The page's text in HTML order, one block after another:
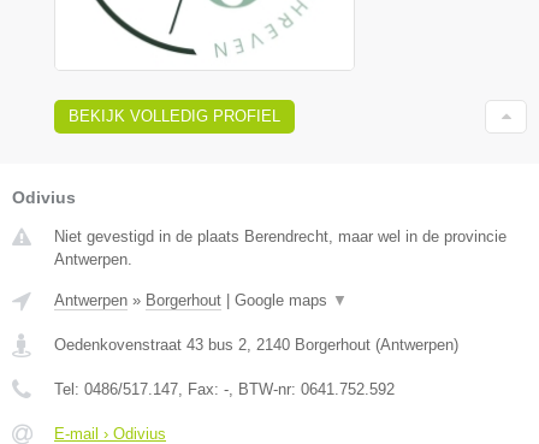
BEKIJK VOLLEDIG PROFIEL
Odivius
Niet gevestigd in de plaats Berendrecht, maar wel in de provincie
Antwerpen.
Antwerpen » Borgerhout | Google maps ▼
Oedenkovenstraat 43 bus 2 2140 Borgerhout (Antwerpen)
Tel: 0486/517.147 , Fax: - , BTW-nr: 0641.752.592
E-mail › Odivius